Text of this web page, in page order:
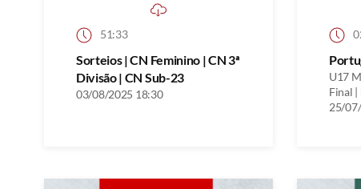
51:33
Sorteios | CN Feminino | CN 3ª
Divisão | CN Sub-23
03/08/2025 18:30
U17
Final |
25/